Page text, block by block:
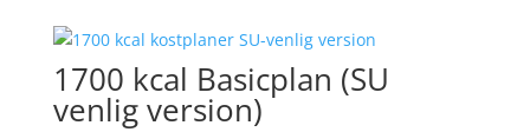
var:
779,00 kr..
er:
399,00 kr..
1700 kcal Basicplan (SU
venlig version)